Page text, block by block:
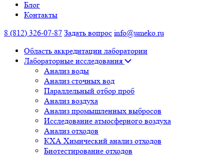
Блог
Контакты
8 (812) 326-07-87 Задать вопрос info@umeko.ru
Область аккредитации лаборатории
Лабораторные исследования
Анализ воды
Анализ сточных вод
Параллельный отбор проб
Анализ воздуха
Анализ промышленных выбросов
Исследование атмосферного воздуха
Анализ отходов
КХА Химический анализ отходов
Биотестирование отходов